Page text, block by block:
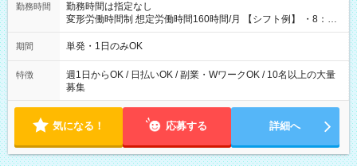
勤務時間
勤務時間は指定なし
変形労働時間制 想定労働時間160時間/月 【シフト例】 ・8：00
～21：00
期間 単発・1日のみOK
特徴
週1日からOK / 日払いOK / 副業・WワークOK / 10名以上の大量
募集
気になる！ 応募する 詳細へ